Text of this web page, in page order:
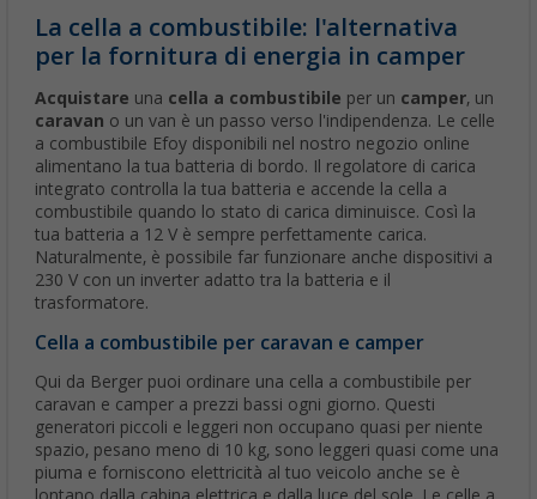
La cella a combustibile: l'alternativa
per la fornitura di energia in camper
Acquistare una cella a combustibile per un camper, un
caravan o un van è un passo verso l'indipendenza. Le celle
a combustibile Efoy disponibili nel nostro negozio online
alimentano la tua batteria di bordo. Il regolatore di carica
integrato controlla la tua batteria e accende la cella a
combustibile quando lo stato di carica diminuisce. Così la
tua batteria a 12 V è sempre perfettamente carica.
Naturalmente, è possibile far funzionare anche dispositivi a
230 V con un inverter adatto tra la batteria e il
trasformatore.
Cella a combustibile per caravan e camper
Qui da Berger puoi ordinare una cella a combustibile per
caravan e camper a prezzi bassi ogni giorno. Questi
generatori piccoli e leggeri non occupano quasi per niente
spazio, pesano meno di 10 kg, sono leggeri quasi come una
piuma e forniscono elettricità al tuo veicolo anche se è
lontano dalla cabina elettrica e dalla luce del sole. Le celle a